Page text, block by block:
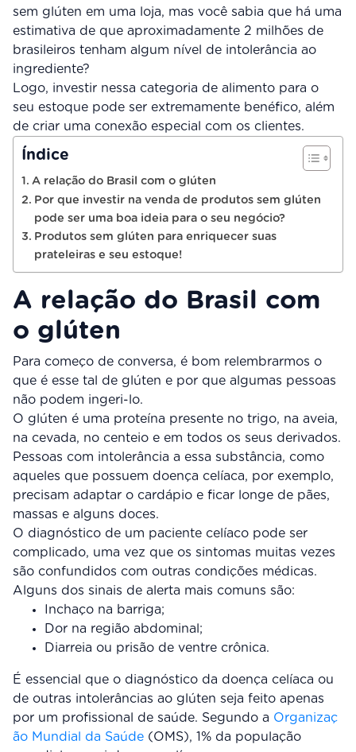
sem glúten em uma loja, mas você sabia que há uma
estimativa de que aproximadamente 2 milhões de
brasileiros tenham algum nível de intolerância ao
ingrediente?
Logo, investir nessa categoria de alimento para o
seu estoque pode ser extremamente benéfico, além
de criar uma conexão especial com os clientes.
Índice
A relação do Brasil com o glúten
Por que investir na venda de produtos sem glúten
pode ser uma boa ideia para o seu negócio?
Produtos sem glúten para enriquecer suas
prateleiras e seu estoque!
A relação do Brasil com
o glúten
Para começo de conversa, é bom relembrarmos o
que é esse tal de glúten e por que algumas pessoas
não podem ingeri-lo.
O glúten é uma proteína presente no trigo, na aveia,
na cevada, no centeio e em todos os seus derivados.
Pessoas com intolerância a essa substância, como
aqueles que possuem doença celíaca, por exemplo,
precisam adaptar o cardápio e ficar longe de pães,
massas e alguns doces.
O diagnóstico de um paciente celíaco pode ser
complicado, uma vez que os sintomas muitas vezes
são confundidos com outras condições médicas.
Alguns dos sinais de alerta mais comuns são:
Inchaço na barriga;
Dor na região abdominal;
Diarreia ou prisão de ventre crônica.
É essencial que o diagnóstico da doença celíaca ou
de outras intolerâncias ao glúten seja feito apenas
por um profissional de saúde. Segundo a Organizaç
ão Mundial da Saúde (OMS), 1% da população